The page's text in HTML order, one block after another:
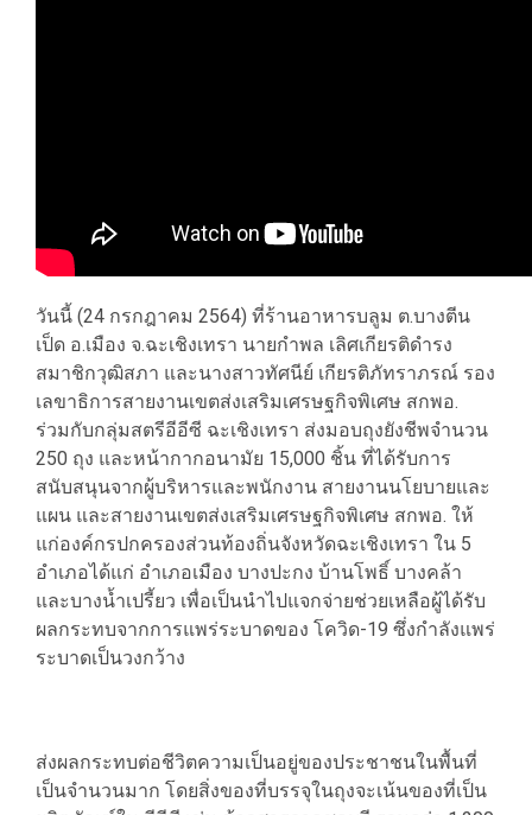
วันนี้ (24 กรกฎาคม 2564) ที่ร้านอาหารบลูม ต.บางตีน
เป็ด อ.เมือง จ.ฉะเชิงเทรา นายกำพล เลิศเกียรติดำรง
สมาชิกวุฒิสภา และนางสาวทัศนีย์ เกียรติภัทราภรณ์ รอง
เลขาธิการสายงานเขตส่งเสริมเศรษฐกิจพิเศษ สกพอ.
ร่วมกับกลุ่มสตรีอีอีซี ฉะเชิงเทรา ส่งมอบถุงยังชีพจำนวน
250 ถุง และหน้ากากอนามัย 15,000 ชิ้น ที่ได้รับการ
สนับสนุนจากผู้บริหารและพนักงาน สายงานนโยบายและ
แผน และสายงานเขตส่งเสริมเศรษฐกิจพิเศษ สกพอ. ให้
แก่องค์กรปกครองส่วนท้องถิ่นจังหวัดฉะเชิงเทรา ใน 5
อำเภอได้แก่ อำเภอเมือง บางปะกง บ้านโพธิ์ บางคล้า
และบางน้ำเปรี้ยว เพื่อเป็นนำไปแจกจ่ายช่วยเหลือผู้ได้รับ
ผลกระทบจากการแพร่ระบาดของ โควิด-19 ซึ่งกำลังแพร่
ระบาดเป็นวงกว้าง
ส่งผลกระทบต่อชีวิตความเป็นอยู่ของประชาชนในพื้นที่
เป็นจำนวนมาก โดยสิ่งของที่บรรจุในถุงจะเน้นของที่เป็น